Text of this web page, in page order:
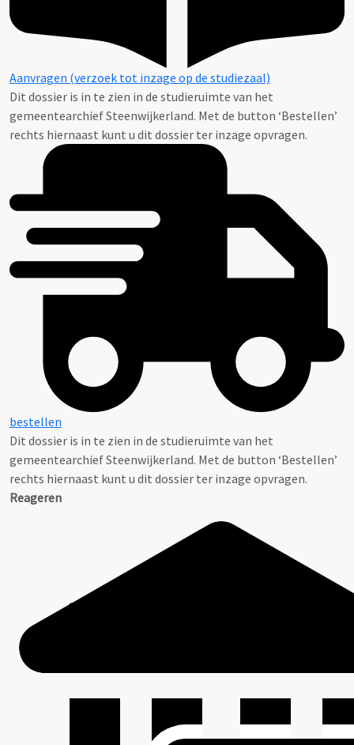
Aanvragen (verzoek tot inzage op de studiezaal)
Dit dossier is in te zien in de studieruimte van het
gemeentearchief Steenwijkerland. Met de button ‘Bestellen’
rechts hiernaast kunt u dit dossier ter inzage opvragen.
bestellen
Dit dossier is in te zien in de studieruimte van het
gemeentearchief Steenwijkerland. Met de button ‘Bestellen’
rechts hiernaast kunt u dit dossier ter inzage opvragen.
Reageren